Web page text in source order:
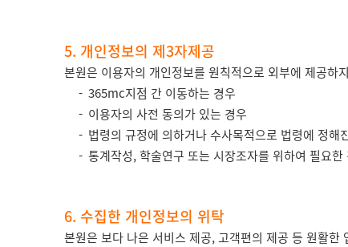
5. 개인정보의 제3자제공
본원은 이용자의 개인정보를 원칙적으로 외부에 제공하
365mc지점 간 이동하는 경우
이용자의 사전 동의가 있는 경우
법령의 규정에 의하거나 수사목적으로 법령에 정
통계작성, 학술연구 또는 시장조자를 위하여 필요
6. 수집한 개인정보의 위탁
본원은 보다 나은 서비스 제공, 고객편의 제공 등 원활